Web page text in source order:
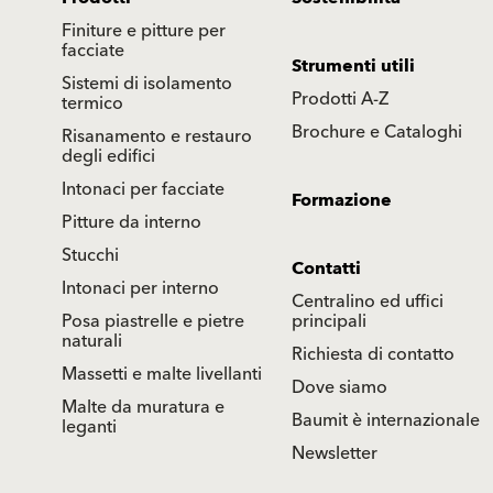
Finiture e pitture per
facciate
Sistemi di isolamento
termico
Risanamento e restauro
degli edifici
Intonaci per facciate
Pitture da interno
Stucchi
Intonaci per interno
Posa piastrelle e pietre
naturali
Massetti e malte livellanti
Malte da muratura e
leganti
Strumenti utili
Prodotti A-Z
Brochure e Cataloghi
Formazione
Contatti
Centralino ed uffici
principali
Richiesta di contatto
Dove siamo
Baumit è internazionale
Newsletter